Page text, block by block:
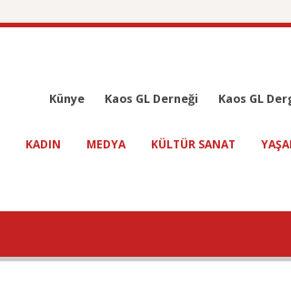
Künye Kaos GL Derneği Kaos GL
KADIN MEDYA KÜLTÜR SANAT